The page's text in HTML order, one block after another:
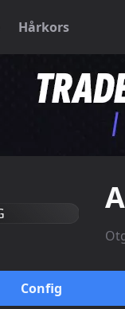
Hårkors
Config